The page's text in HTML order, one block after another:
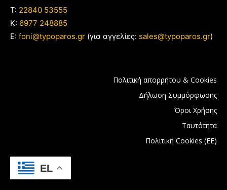
T: 22840 53555
Κ: 6977 248885
E: foni@typoparos.gr (για αγγελίες: sales@typoparos.gr)
Πολιτική απορρήτου & Cookies
Δήλωση Συμμόρφωσης
Όροι Χρήσης
Ταυτότητα
Πολιτική Cookies (ΕΕ)
EL